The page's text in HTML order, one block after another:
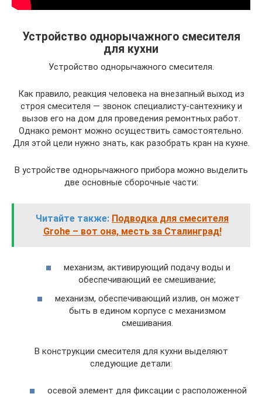
Устройство однорычажного смесителя
для кухни
Устройство однорычажного смесителя.
Как правило, реакция человека на внезапный выход из
строя смесителя — звонок специалисту-сантехнику и
вызов его на дом для проведения ремонтных работ.
Однако ремонт можно осуществить самостоятельно.
Для этой цели нужно знать, как разобрать кран на кухне.
В устройстве однорычажного прибора можно выделить
две основные сборочные части:
Читайте также: Подводка для смесителя
Grohe – вот она, месть за Сталинград!
механизм, активирующий подачу воды и
обеспечивающий ее смешивание;
механизм, обеспечивающий излив, он может
быть в едином корпусе с механизмом
смешивания.
В конструкции смесителя для кухни выделяют
следующие детали:
осевой элемент для фиксации с расположенной